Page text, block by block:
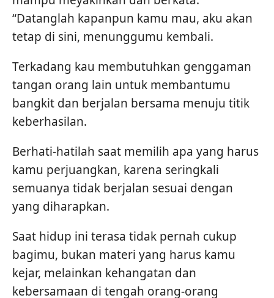
“Datanglah kapanpun kamu mau, aku akan
tetap di sini, menunggumu kembali.
Terkadang kau membutuhkan genggaman
tangan orang lain untuk membantumu
bangkit dan berjalan bersama menuju titik
keberhasilan.
Berhati-hatilah saat memilih apa yang harus
kamu perjuangkan, karena seringkali
semuanya tidak berjalan sesuai dengan
yang diharapkan.
Saat hidup ini terasa tidak pernah cukup
bagimu, bukan materi yang harus kamu
kejar, melainkan kehangatan dan
kebersamaan di tengah orang-orang